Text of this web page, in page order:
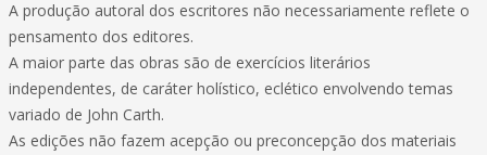
A produção autoral dos escritores não necessariamente reflete o
pensamento dos editores.
A maior parte das obras são de exercícios literários
independentes, de caráter holístico, eclético envolvendo temas
variado de John Carth.
As edições não fazem acepção ou preconcepção dos materiais